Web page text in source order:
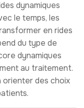
dynamiques
le temps, les
en rides
du type de
dynamiques
au traitement.
des choix